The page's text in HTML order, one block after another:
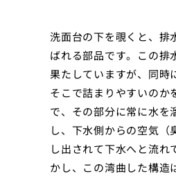
洗面台の下を覗くと、排
ばれる部品です。この排
果たしていますが、同時
そこで詰まりやすいのか
で、その部分に常に水を
し、下水側からの空気
し出されて下水へと流
かし、この湾曲した構造